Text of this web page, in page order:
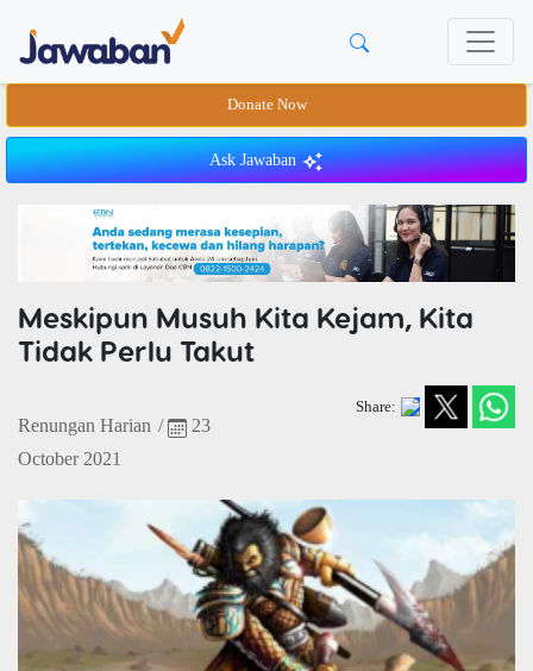
Donate Now
Ask Jawaban
Meskipun Musuh Kita Kejam, Kita
Tidak Perlu Takut
Renungan Harian /
23
October 2021
Share: